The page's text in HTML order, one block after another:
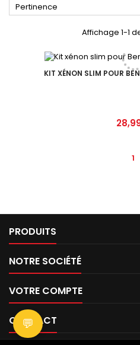
Pertinence
Affichage 1-1
KIT XÉNON SLIM POUR
Prix
1
PRODUITS
NOTRE SOCIÉTÉ
VOTRE COMPTE
CONTACT
💬